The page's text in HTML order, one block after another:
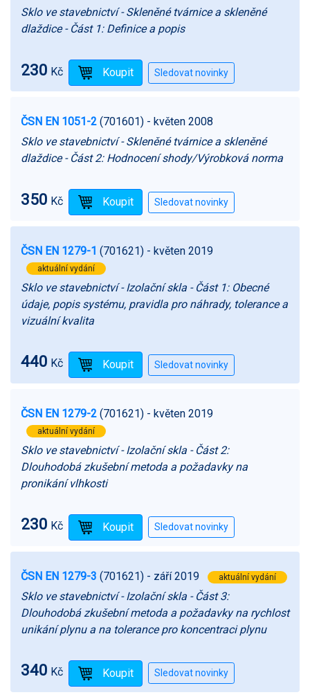
Sklo ve stavebnictví - Skleněné tvárnice a skleněné
dlaždice - Část 1: Definice a popis
230 Kč
ČSN EN 1051-2 (701601) - květen 2008
Sklo ve stavebnictví - Skleněné tvárnice a skleněné
dlaždice - Část 2: Hodnocení shody/Výrobková norma
350 Kč
ČSN EN 1279-1 (701621) - květen 2019
aktuální vydání
Sklo ve stavebnictví - Izolační skla - Část 1: Obecné
údaje, popis systému, pravidla pro náhrady, tolerance a
vizuální kvalita
440 Kč
ČSN EN 1279-2 (701621) - květen 2019
aktuální vydání
Sklo ve stavebnictví - Izolační skla - Část 2:
Dlouhodobá zkušební metoda a požadavky na
pronikání vlhkosti
230 Kč
ČSN EN 1279-3 (701621) - září 2019 aktuální vydání
Sklo ve stavebnictví - Izolační skla - Část 3:
Dlouhodobá zkušební metoda a požadavky na rychlost
unikání plynu a na tolerance pro koncentraci plynu
340 Kč